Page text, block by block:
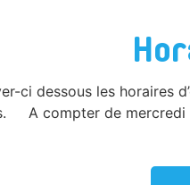
compétences solides
à la gestion des déchets
d’Arc
plus loin) :
(GC23)
verts (GC21)
:
ci dessous les horaires
A compter de mercredi